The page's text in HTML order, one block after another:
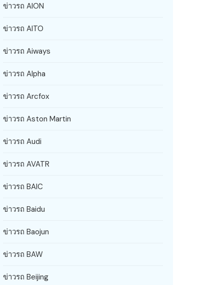
ข่าวรถ AION
ข่าวรถ AITO
ข่าวรถ Aiways
ข่าวรถ Alpha
ข่าวรถ Arcfox
ข่าวรถ Aston Martin
ข่าวรถ Audi
ข่าวรถ AVATR
ข่าวรถ BAIC
ข่าวรถ Baidu
ข่าวรถ Baojun
ข่าวรถ BAW
ข่าวรถ Beijing